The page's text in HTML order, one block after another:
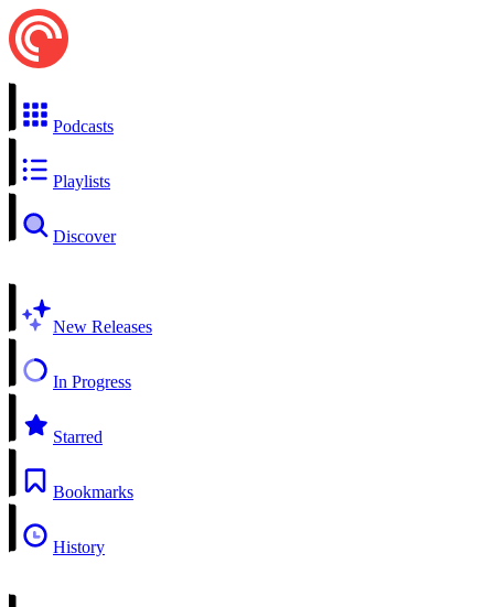
Podcasts
Playlists
Discover
New Releases
In Progress
Starred
Bookmarks
History